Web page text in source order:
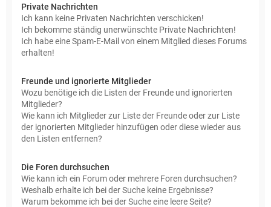
Private Nachrichten
Ich kann keine Privaten Nachrichten verschicken!
Ich bekomme ständig unerwünschte Private Nachrichten!
Ich habe eine Spam-E-Mail von einem Mitglied dieses Forums
erhalten!
Freunde und ignorierte Mitglieder
Wozu benötige ich die Listen der Freunde und ignorierten
Mitglieder?
Wie kann ich Mitglieder zur Liste der Freunde oder zur Liste
der ignorierten Mitglieder hinzufügen oder diese wieder aus
den Listen entfernen?
Die Foren durchsuchen
Wie kann ich ein Forum oder mehrere Foren durchsuchen?
Weshalb erhalte ich bei der Suche keine Ergebnisse?
Warum bekomme ich bei der Suche eine leere Seite?